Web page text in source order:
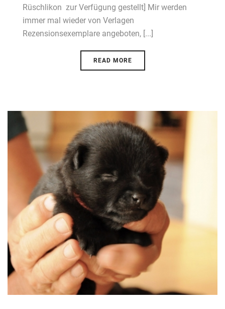
Rüschlikon zur Verfügung gestellt] Mir werden
immer mal wieder von Verlagen
Rezensionsexemplare angeboten, [...]
READ MORE